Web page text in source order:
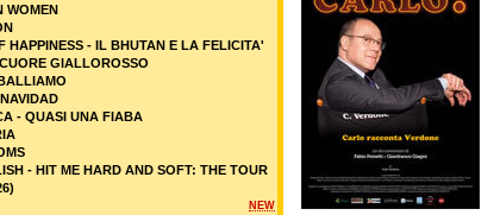
WOMEN
HAPPINESS - IL BHUTAN E LA FELICITA'
GIALLOROSSO
- QUASI UNA FIABA
- HIT ME HARD AND SOFT: THE TOUR
NEW